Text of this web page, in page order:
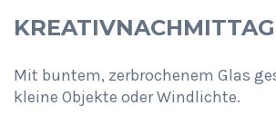
Mit buntem, zerbrochenem Glas
kleine Objekte oder Windlichte.